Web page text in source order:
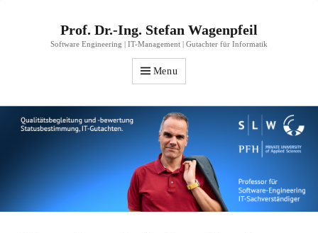
Prof. Dr.-Ing. Stefan Wagenpfeil
Software Engineering | IT-Management | Gutachter für Informatik
Menu